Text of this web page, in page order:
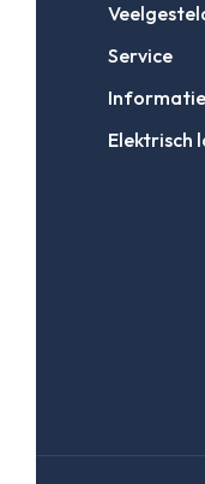
Service
Elektrisch